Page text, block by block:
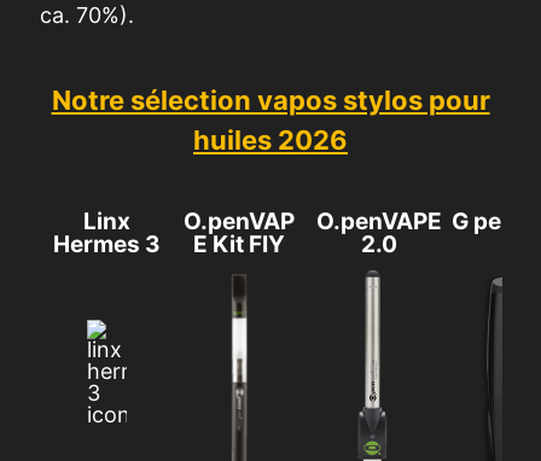
ca. 70%).
Notre sélection vapos stylos pour
huiles 2026
Linx
Hermes 3
O.penVAP
E Kit FIY
O.penVAPE
2.0
G pen